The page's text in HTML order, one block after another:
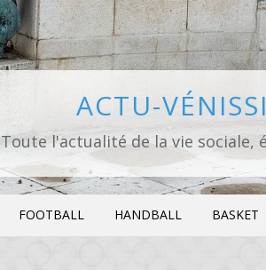
ACTU-
Toute l'actualité de la vie sociale,
FOOTBALL HANDBALL BASKET